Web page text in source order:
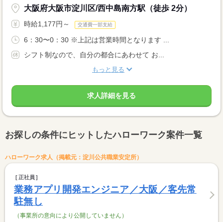
大阪府大阪市淀川区/西中島南方駅（徒歩 2分）
時給1,177円～ 交通費一部支給
6：30〜0：30 ※上記は営業時間となります ...
シフト制なので、自分の都合にあわせて お...
もっと見る
求人詳細を見る
お探しの条件にヒットしたハローワーク案件一覧
ハローワーク求人（掲載元：淀川公共職業安定所）
正社員
業務アプリ開発エンジニア／大阪／客先常
駐無し
（事業所の意向により公開していません）